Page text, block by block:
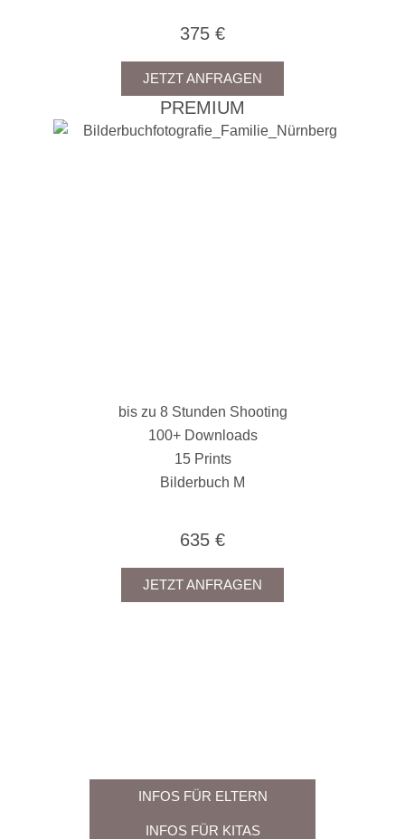
375 €
JETZT ANFRAGEN
PREMIUM
bis zu 8 Stunden Shooting
100+ Downloads
15 Prints
Bilderbuch M
635 €
JETZT ANFRAGEN
INFOS FÜR ELTERN
INFOS FÜR KITAS